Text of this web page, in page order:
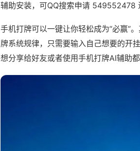
辅助安装，可QQ搜索申请 549552478
手机打牌可以一键让你轻松成为“必赢”
牌系统规律，只需要输入自己想要的开
想分享给好友或者使用手机打牌AI辅助都